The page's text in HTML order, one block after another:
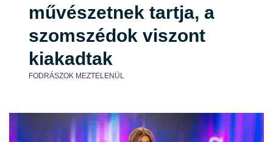
művészetnek tartja, a
szomszédok viszont
kiakadtak
FODRÁSZOK MEZTELENÜL